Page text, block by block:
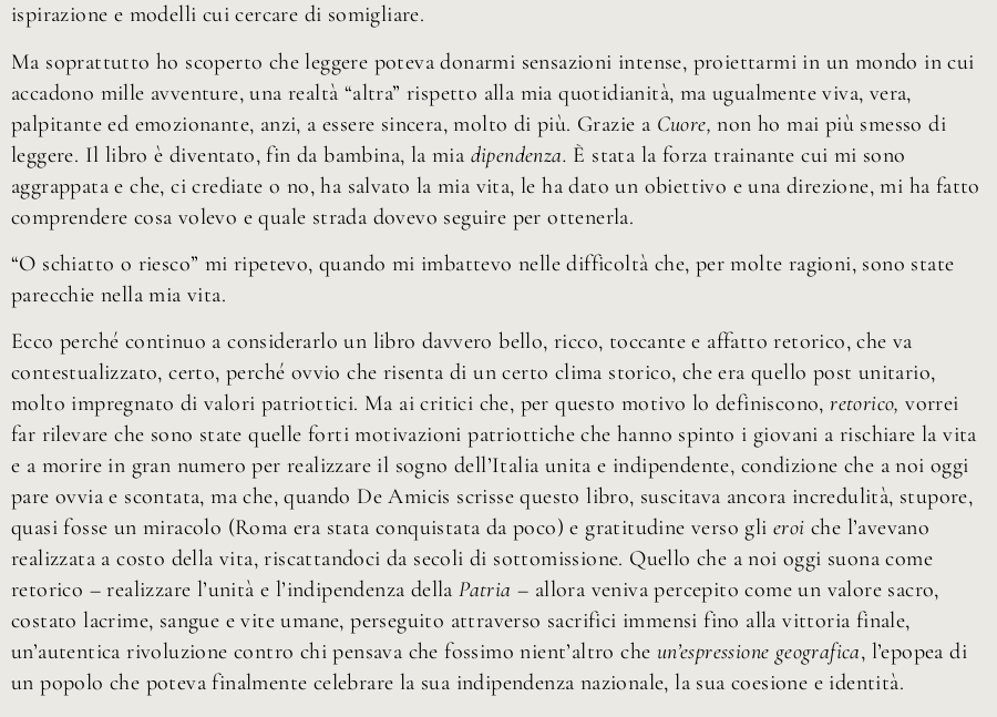
ispirazione e modelli cui cercare di somigliare.
Ma soprattutto ho scoperto che leggere poteva donarmi sensazioni intense, proiettarmi in un mondo in cui
accadono mille avventure, una realtà “altra” rispetto alla mia quotidianità, ma ugualmente viva, vera,
palpitante ed emozionante, anzi, a essere sincera, molto di più. Grazie a Cuore,non ho mai più smesso di
leggere. Il libro è diventato, fin da bambina, la mia dipendenza. È stata la forza trainante cui mi sono
aggrappata e che, ci crediate o no, ha salvato la mia vita, le ha dato un obiettivo e una direzione, mi ha fatto
comprendere cosa volevo e quale strada dovevo seguire per ottenerla.
“O schiatto o riesco” mi ripetevo, quando mi imbattevo nelle difficoltà che, per molte ragioni, sono state
parecchie nella mia vita.
Ecco perché continuo a considerarlo un libro davvero bello, ricco, toccante e affatto retorico, che va
contestualizzato, certo, perché ovvio che risenta di un certo clima storico, che era quello post unitario,
molto impregnato di valori patriottici. Ma ai critici che, per questo motivo lo definiscono,retorico,vorrei
far rilevare che sono state quelle forti motivazioni patriottiche che hanno spinto i giovani a rischiare la vita
e a morire in gran numero per realizzare il sogno dell’Italia unita e indipendente, condizione che a noi oggi
pare ovvia e scontata, ma che, quando De Amicis scrisse questo libro, suscitava ancora incredulità, stupore,
quasi fosse un miracolo (Roma era stata conquistata da poco) e gratitudine verso glieroiche l’avevano
realizzata a costo della vita, riscattandoci da secoli di sottomissione. Quello che a noi oggi suona come
retorico – realizzare l’unità e l’indipendenza dellaPatria – allora veniva percepito come un valore sacro,
costato lacrime, sangue e vite umane, perseguito attraverso sacrifici immensi fino alla vittoria finale,
un’autentica rivoluzione contro chi pensava che fossimo nient’altro che un’espressione geografica, l’epopea di
un popolo che poteva finalmente celebrare la sua indipendenza nazionale, la sua coesione e identità.